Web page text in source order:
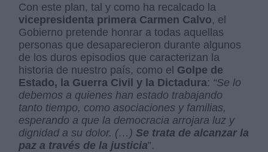
Con este plan, tal y como ha recalcado la
vicepresidenta primera Carmen Calvo, el
Gobierno pretende honrar a todas aquellas
personas que desaparecieron durante algunos
de los duros episodios que caracterizan la
historia de nuestro país, como el Golpe de
Estado, la Guerra Civil y la Dictadura: “Se lo
debemos a quienes han estado trabajando
tanto tiempo, como asociaciones y familias,
esperando a que la democracia arrojara luz y
dignidad a su dolor. (…)Se trata de alcanzar la
paz a través de la justicia”.